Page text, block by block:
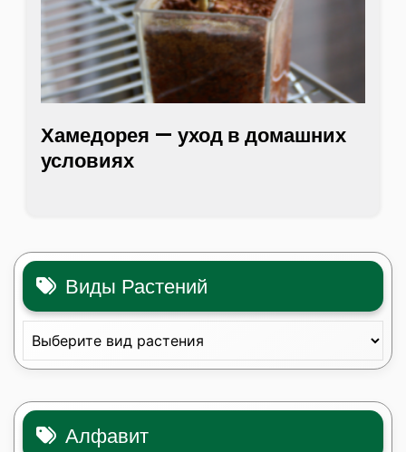
Хамедорея — уход в домашних
условиях
Виды Растений
Алфавит